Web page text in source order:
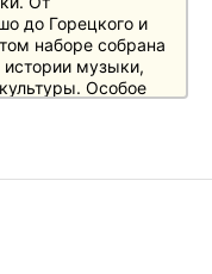
до Горецкого и
наборе собрана
музыки,
Особое
веку, который
дисками.
автора
а также
и